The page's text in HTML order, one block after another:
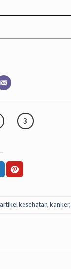
3
artikel kesehatan,kanker,